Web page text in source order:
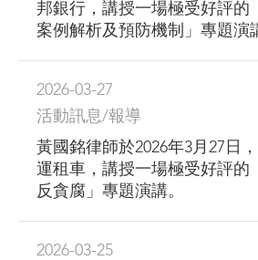
邦銀行，講授一場極受好評的
案例解析及預防機制」專題演
2026-03-27
活動訊息/報導
黃國銘律師於2026年3月27日
運租車，講授一場極受好評的
反貪腐」專題演講。
2026-03-25